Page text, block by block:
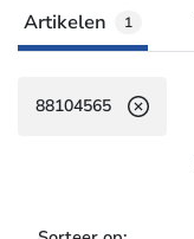
Artikelen 1
88104565